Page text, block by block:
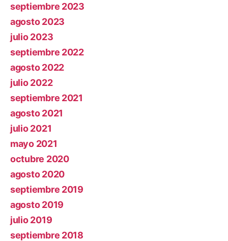
septiembre 2023
agosto 2023
julio 2023
septiembre 2022
agosto 2022
julio 2022
septiembre 2021
agosto 2021
julio 2021
mayo 2021
octubre 2020
agosto 2020
septiembre 2019
agosto 2019
julio 2019
septiembre 2018